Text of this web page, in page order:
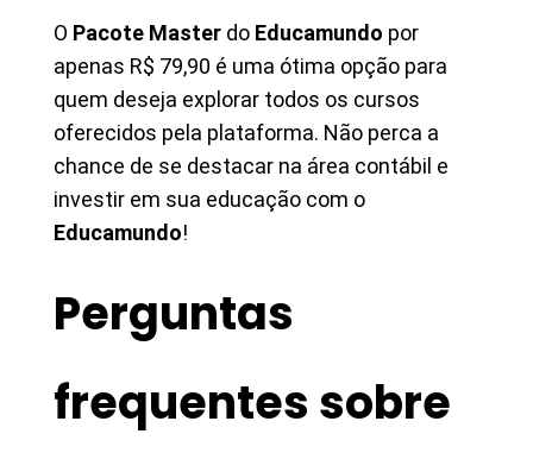
O Pacote Master do Educamundo por
apenas R$ 79,90 é uma ótima opção para
quem deseja explorar todos os cursos
oferecidos pela plataforma. Não perca a
chance de se destacar na área contábil e
investir em sua educação com o
Educamundo!
Perguntas
frequentes sobre